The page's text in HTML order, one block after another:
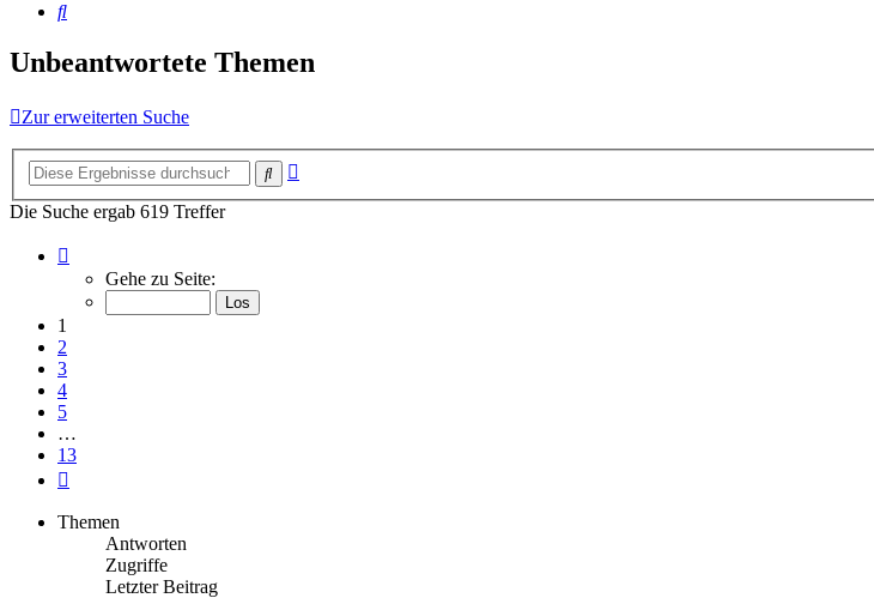
Suche
Unbeantwortete Themen
Zur erweiterten Suche
Suche
Die Suche ergab 619 Treffer
von
Gehe zu Seite:
1
2
3
4
5
…
13
Themen
Antworten
Zugriffe
Letzter Beitrag